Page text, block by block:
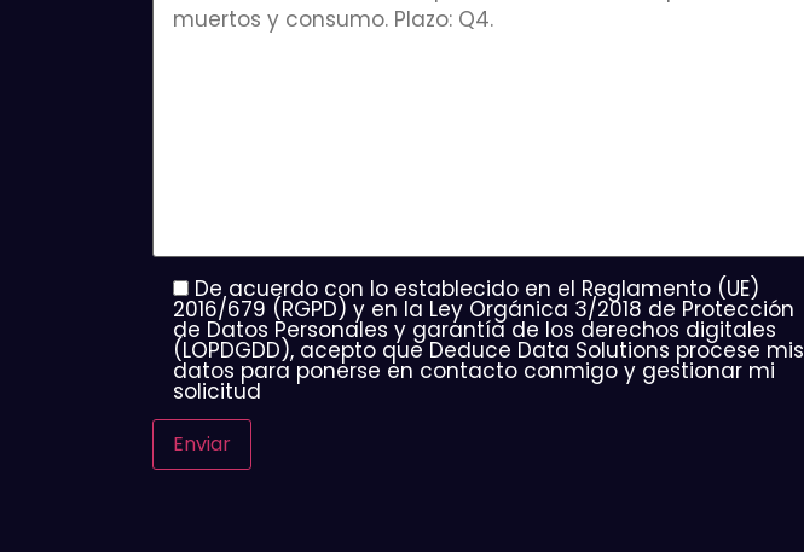
De acuerdo con lo establecido en el Reglamento (UE)
2016/679 (RGPD) y en la Ley Orgánica 3/2018 de Protección
de Datos Personales y garantía de los derechos digitales
(LOPDGDD), acepto que Deduce Data Solutions procese mis
datos para ponerse en contacto conmigo y gestionar mi
solicitud
Enviar